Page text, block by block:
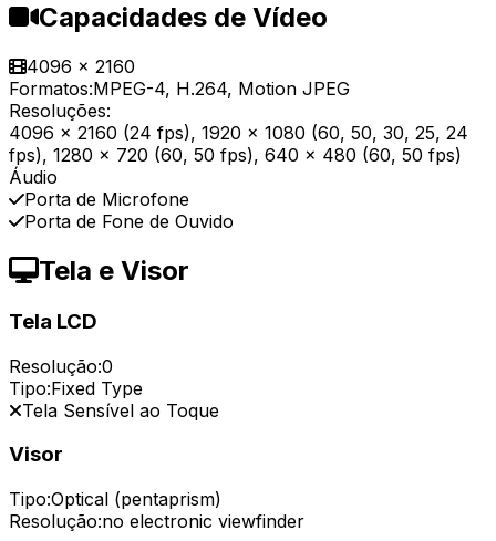
Capacidades de Vídeo
4096 x 2160
Formatos:MPEG-4, H.264, Motion JPEG
Resoluções:
4096 x 2160 (24 fps), 1920 x 1080 (60, 50, 30, 25, 24
fps), 1280 x 720 (60, 50 fps), 640 x 480 (60, 50 fps)
Áudio
Porta de Microfone
Porta de Fone de Ouvido
Tela e Visor
Tela LCD
Resolução:0
Tipo:Fixed Type
Tela Sensível ao Toque
Visor
Tipo:Optical (pentaprism)
Resolução:no electronic viewfinder